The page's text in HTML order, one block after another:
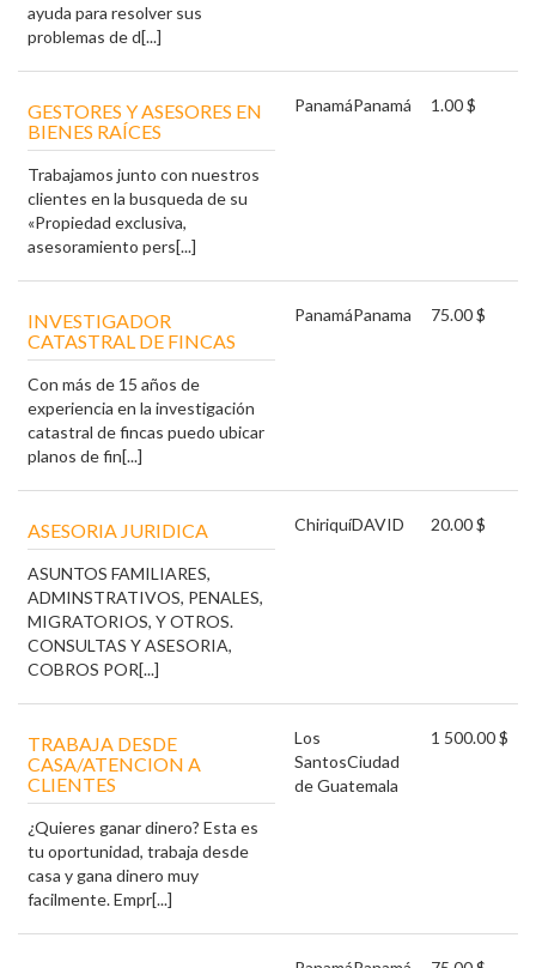
ayuda para resolver sus
problemas de d[...]
GESTORES Y ASESORES EN
BIENES RAÍCES
Trabajamos junto con nuestros
clientes en la busqueda de su
«Propiedad exclusiva,
asesoramiento pers[...]
PanamáPanamá 1.00 $
INVESTIGADOR
CATASTRAL DE FINCAS
Con más de 15 años de
experiencia en la investigación
catastral de fincas puedo ubicar
planos de fin[...]
PanamáPanama 75.00 $
ASESORIA JURIDICA
ASUNTOS FAMILIARES,
ADMINSTRATIVOS, PENALES,
MIGRATORIOS, Y OTROS.
CONSULTAS Y ASESORIA,
COBROS POR[...]
ChiriquíDAVID 20.00 $
TRABAJA DESDE
CASA/ATENCION A
CLIENTES
¿Quieres ganar dinero? Esta es
tu oportunidad, trabaja desde
casa y gana dinero muy
facilmente. Empr[...]
Los
SantosCiudad
de Guatemala
1 500.00 $